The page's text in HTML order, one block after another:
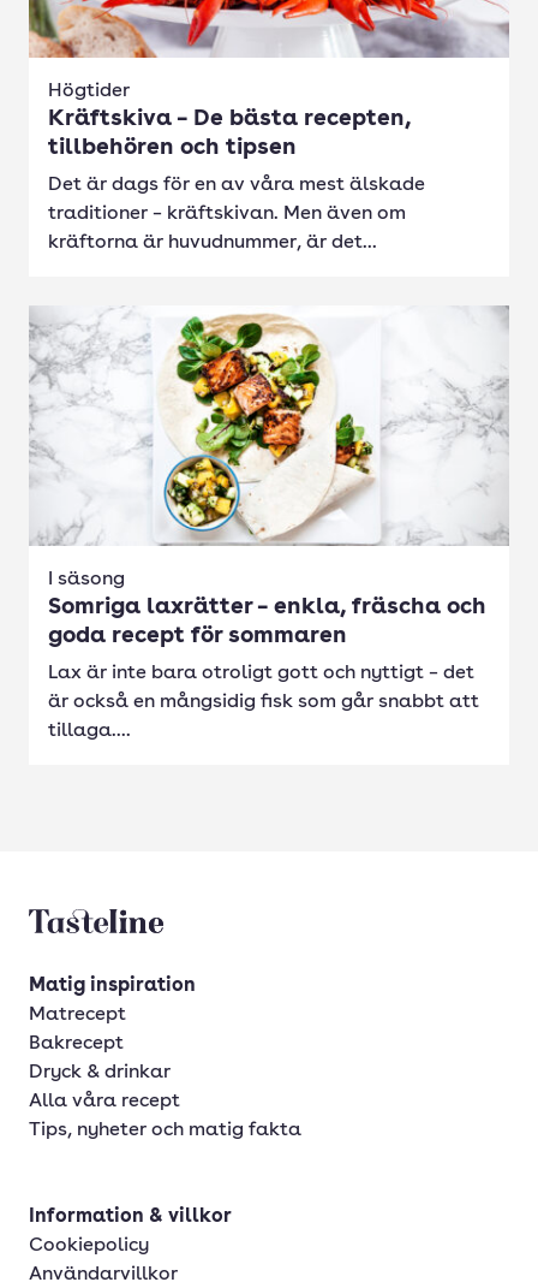
Högtider
Kräftskiva – De bästa recepten,
tillbehören och tipsen
Det är dags för en av våra mest älskade
traditioner – kräftskivan. Men även om
kräftorna är huvudnummer, är det...
I säsong
Somriga laxrätter – enkla, fräscha och
goda recept för sommaren
Lax är inte bara otroligt gott och nyttigt – det
är också en mångsidig fisk som går snabbt att
tillaga....
Tasteline startsida
Matig inspiration
Matrecept
Bakrecept
Dryck & drinkar
Alla våra recept
Tips, nyheter och matig fakta
Information & villkor
Cookiepolicy
Användarvillkor